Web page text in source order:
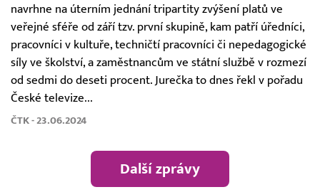
navrhne na úterním jednání tripartity zvýšení platů ve
veřejné sféře od září tzv. první skupině, kam patří úředníci,
pracovníci v kultuře, techničtí pracovníci či nepedagogické
síly ve školství, a zaměstnancům ve státní službě v rozmezí
od sedmi do deseti procent. Jurečka to dnes řekl v pořadu
České televize...
ČTK - 23.06.2024
Další zprávy